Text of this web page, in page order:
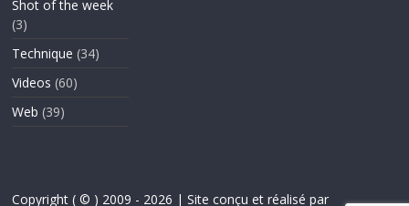
Shot of the week
(3)
Technique (34)
Videos (60)
Web (39)
Copyright ( © ) 2009 - 2026 | Site conçu et réalisé par